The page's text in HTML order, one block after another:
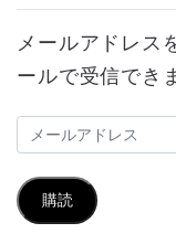
メールアドレス
ールで受信でき
メ
ル
ア
購読